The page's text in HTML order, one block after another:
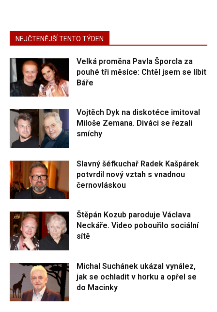
NEJČTENĚJŠÍ TENTO TÝDEN
Velká proměna Pavla Šporcla za
pouhé tři měsíce: Chtěl jsem se líbit
Báře
Vojtěch Dyk na diskotéce imitoval
Miloše Zemana. Diváci se řezali
smíchy
Slavný šéfkuchař Radek Kašpárek
potvrdil nový vztah s vnadnou
černovláskou
Štěpán Kozub paroduje Václava
Neckáře. Video pobouřilo sociální
sítě
Michal Suchánek ukázal vynález,
jak se ochladit v horku a opřel se
do Macinky